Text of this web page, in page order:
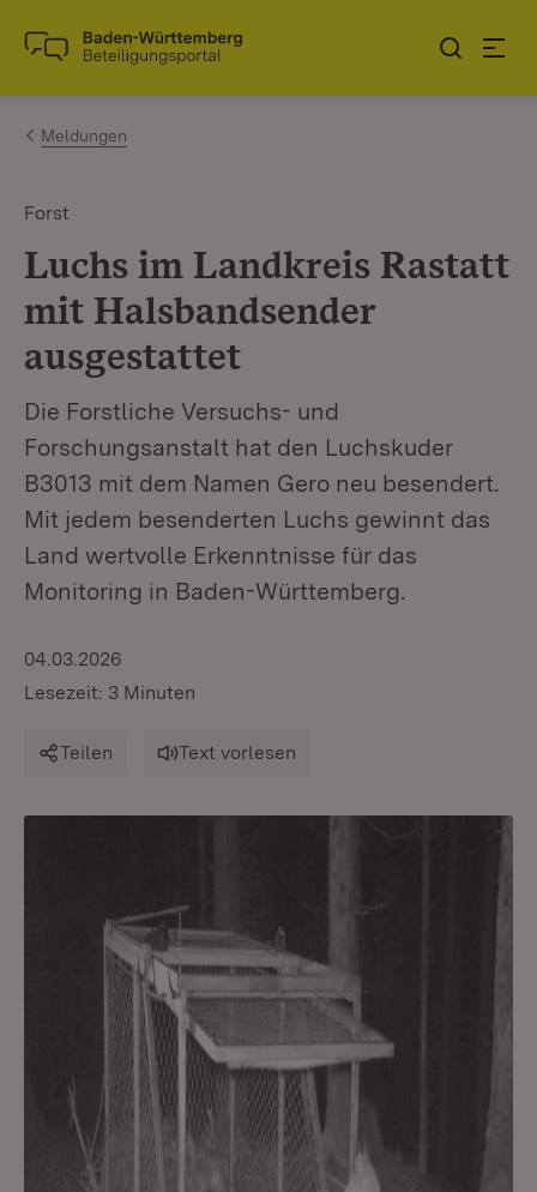
Zum Inhalt springen
Link zur Startseite
Meldungen
Forst
Luchs im Landkreis Rastatt
mit Halsbandsender
ausgestattet
Die Forstliche Versuchs- und
Forschungsanstalt hat den Luchskuder
B3013 mit dem Namen Gero neu besendert.
Mit jedem besenderten Luchs gewinnt das
Land wertvolle Erkenntnisse für das
Monitoring in Baden-Württemberg.
04.03.2026
Lesezeit: 3 Minuten
Teilen Text vorlesen